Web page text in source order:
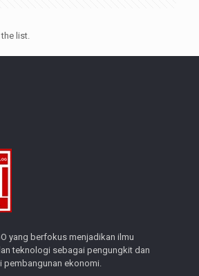
list.
yang berfokus menjadikan ilmu
teknologi sebagai pengungkit dan
pembangunan ekonomi.